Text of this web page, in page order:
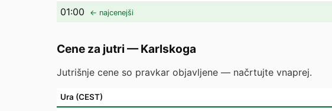
01:00 ← najcenejši
Cene za jutri —Karlskoga
Jutrišnje cene so pravkar objavljene — načrtujte vnaprej.
Ura (CEST)